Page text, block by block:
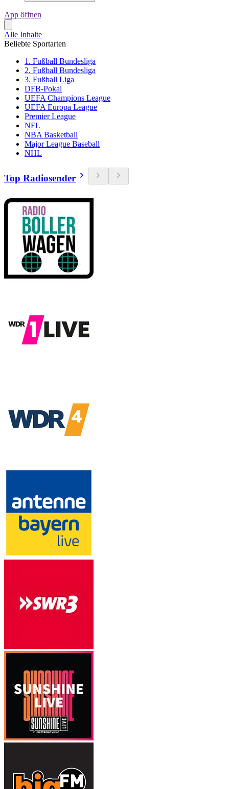
App öffnen
Alle Inhalte
Beliebte Sportarten
1. Fußball Bundesliga
2. Fußball Bundesliga
3. Fußball Liga
DFB-Pokal
UEFA Champions League
UEFA Europa League
Premier League
NFL
NBA Basketball
Major League Baseball
NHL
Top Radiosender